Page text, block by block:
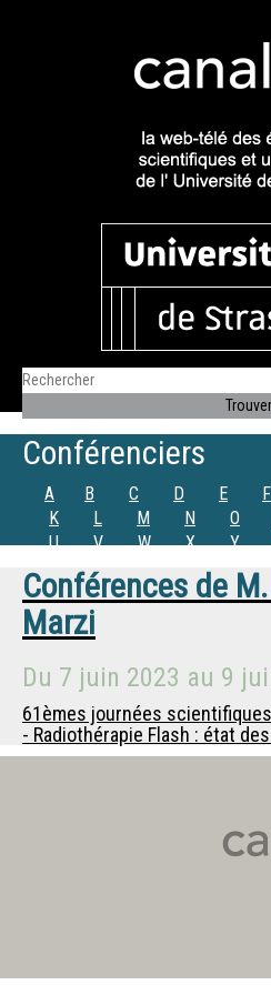
Conférenciers
A B C D E F
K
L M N O
U
V W X Y
Conférences de M.
Marzi
Du 7 juin 2023 au 9
61èmes journées
- Radiothérapie Flash : état